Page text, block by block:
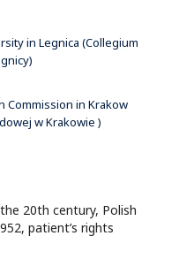
in Legnica (Collegium
Commission in Krakow
w Krakowie )
20th century, Polish
patient’s rights